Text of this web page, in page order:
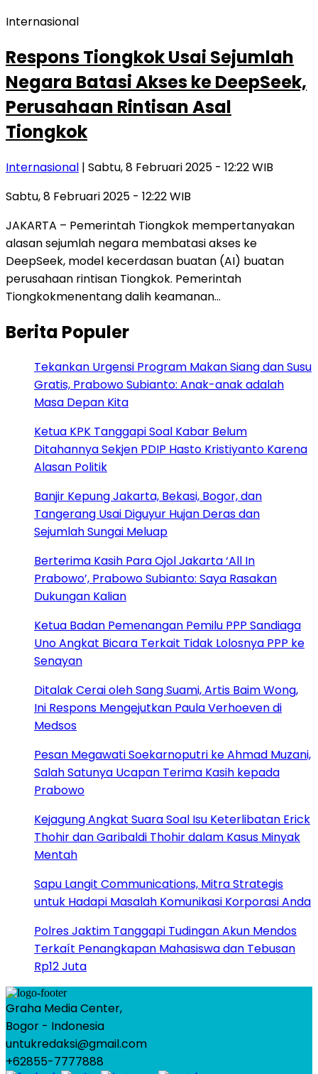
Internasional
Respons Tiongkok Usai Sejumlah
Negara Batasi Akses ke DeepSeek,
Perusahaan Rintisan Asal
Tiongkok
Internasional | Sabtu, 8 Februari 2025 - 12:22 WIB
Sabtu, 8 Februari 2025 - 12:22 WIB
JAKARTA – Pemerintah Tiongkok mempertanyakan
alasan sejumlah negara membatasi akses ke
DeepSeek, model kecerdasan buatan (AI) buatan
perusahaan rintisan Tiongkok. Pemerintah
Tiongkokmenentang dalih keamanan…
Berita Populer
Tekankan Urgensi Program Makan Siang dan Susu
Gratis, Prabowo Subianto: Anak-anak adalah
Masa Depan Kita
Ketua KPK Tanggapi Soal Kabar Belum
Ditahannya Sekjen PDIP Hasto Kristiyanto Karena
Alasan Politik
Banjir Kepung Jakarta, Bekasi, Bogor, dan
Tangerang Usai Diguyur Hujan Deras dan
Sejumlah Sungai Meluap
Berterima Kasih Para Ojol Jakarta ‘All In
Prabowo’, Prabowo Subianto: Saya Rasakan
Dukungan Kalian
Ketua Badan Pemenangan Pemilu PPP Sandiaga
Uno Angkat Bicara Terkait Tidak Lolosnya PPP ke
Senayan
Ditalak Cerai oleh Sang Suami, Artis Baim Wong,
Ini Respons Mengejutkan Paula Verhoeven di
Medsos
Pesan Megawati Soekarnoputri ke Ahmad Muzani,
Salah Satunya Ucapan Terima Kasih kepada
Prabowo
Kejagung Angkat Suara Soal Isu Keterlibatan Erick
Thohir dan Garibaldi Thohir dalam Kasus Minyak
Mentah
Sapu Langit Communications, Mitra Strategis
untuk Hadapi Masalah Komunikasi Korporasi Anda
Polres Jaktim Tanggapi Tudingan Akun Mendos
Terkaít Penangkapan Mahasiswa dan Tebusan
Rp12 Juta
Graha Media Center,
Bogor - Indonesia
untukredaksi@gmail.com
+62855-7777888